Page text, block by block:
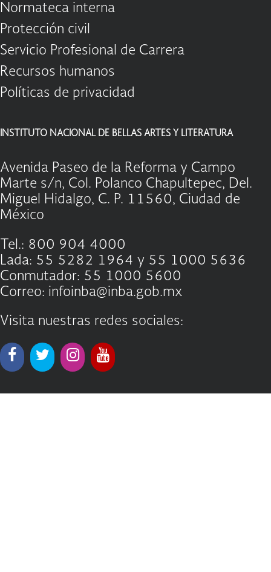
Normateca interna
Protección civil
Servicio Profesional de Carrera
Recursos humanos
Políticas de privacidad
INSTITUTO NACIONAL DE BELLAS ARTES Y LITERATURA
Avenida Paseo de la Reforma y Campo
Marte s/n, Col. Polanco Chapultepec, Del.
Miguel Hidalgo, C. P. 11560, Ciudad de
México
Tel.: 800 904 4000
Lada: 55 5282 1964 y 55 1000 5636
Conmutador: 55 1000 5600
Correo: infoinba@inba.gob.mx
Visita nuestras redes sociales: